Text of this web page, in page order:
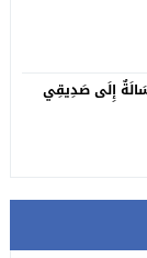
الجندي صاحبة رِسَالَةٌ إِلَى صَدِيقِي